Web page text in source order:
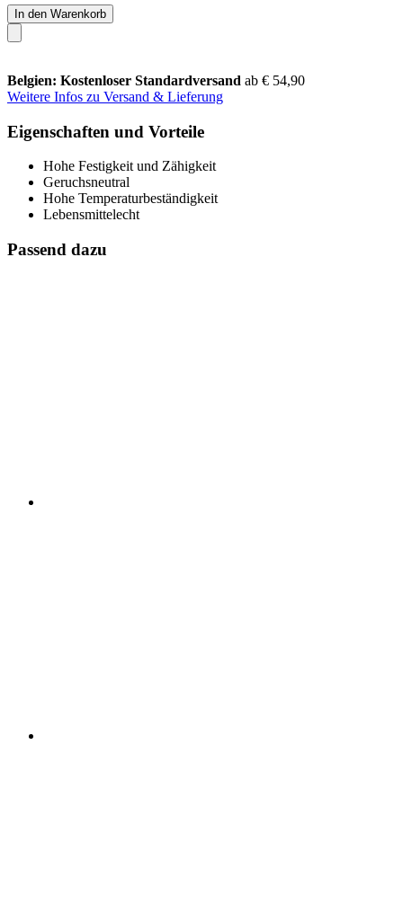
In den Warenkorb
Belgien: Kostenloser Standardversand ab € 54,90
Weitere Infos zu Versand & Lieferung
Eigenschaften und Vorteile
Hohe Festigkeit und Zähigkeit
Geruchsneutral
Hohe Temperaturbeständigkeit
Lebensmittelecht
Passend dazu